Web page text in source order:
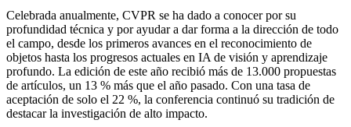
Celebrada anualmente, CVPR se ha dado a conocer por su
profundidad técnica y por ayudar a dar forma a la dirección de todo
el campo, desde los primeros avances en el reconocimiento de
objetos hasta los progresos actuales en IA de visión y aprendizaje
profundo. La edición de este año recibió más de 13.000 propuestas
de artículos, un 13 % más que el año pasado. Con una tasa de
aceptación de solo el 22 %, la conferencia continuó su tradición de
destacar la investigación de alto impacto.